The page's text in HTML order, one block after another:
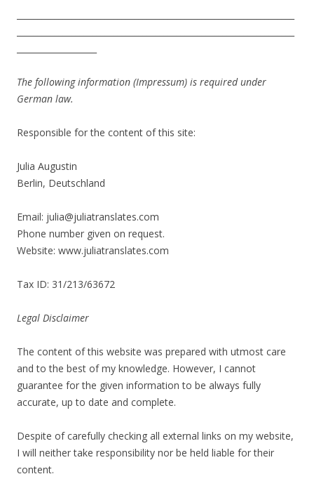
The following information (Impressum) is required under
German law.
Responsible for the content of this site:
Julia Augustin
Berlin, Deutschland
Email: julia@juliatranslates.com
Phone number given on request.
Website: www.juliatranslates.com
Tax ID: 31/213/63672
Legal Disclaimer
The content of this website was prepared with utmost care
and to the best of my knowledge. However, I cannot
guarantee for the given information to be always fully
accurate, up to date and complete.
Despite of carefully checking all external links on my website,
I will neither take responsibility nor be held liable for their
content.